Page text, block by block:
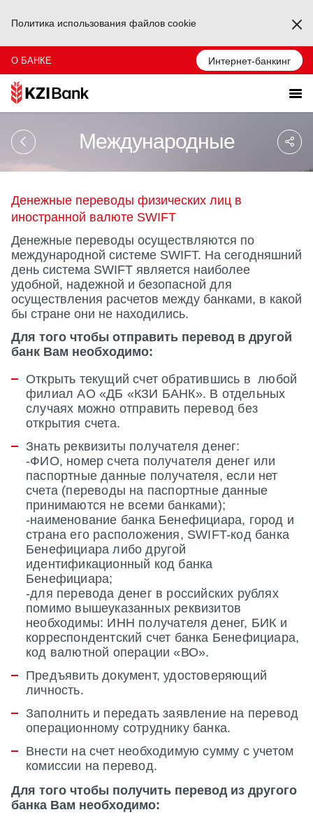
Политика использования файлов cookie
О БАНКЕ Интернет-банкинг
Международные
Денежные переводы физических лиц в
иностранной валюте SWIFT
Денежные переводы осуществляются по
международной системе SWIFT. На сегодняшний
день система SWIFT является наиболее
удобной, надежной и безопасной для
осуществления расчетов между банками, в какой
бы стране они не находились.
Для того чтобы отправить перевод в другой
банк Вам необходимо:
Открыть текущий счет обратившись в любой
филиал АО «ДБ «КЗИ БАНК». В отдельных
случаях можно отправить перевод без
открытия счета.
Знать реквизиты получателя денег:
-ФИО, номер счета получателя денег или
паспортные данные получателя, если нет
счета (переводы на паспортные данные
принимаются не всеми банками);
-наименование банка Бенефициара, город и
страна его расположения, SWIFT-код банка
Бенефициара либо другой
идентификационный код банка
Бенефициара;
-для перевода денег в российских рублях
помимо вышеуказанных реквизитов
необходимы: ИНН получателя денег, БИК и
корреспондентский счет банка Бенефициара,
код валютной операции «ВО».
Предъявить документ, удостоверяющий
личность.
Заполнить и передать заявление на перевод
операционному сотруднику банка.
Внести на счет необходимую сумму с учетом
комиссии на перевод.
Для того чтобы получить перевод из другого
банка Вам необходимо: